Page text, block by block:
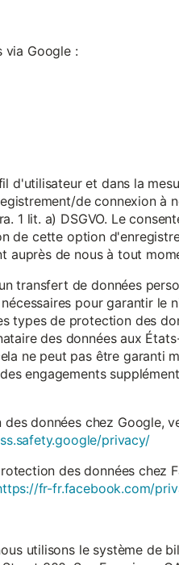
via Google :
d'utilisateur et dans la
de connexion à
1 lit. a) DSGVO. Le
de cette option
auprès de nous à tout
transfert de données
pour garantir le
types de protection des
des données aux
ne peut pas être garanti
engagements
données chez Google,
privacy/
des données chez
fr-fr.facebook.com/
utilisons le système de